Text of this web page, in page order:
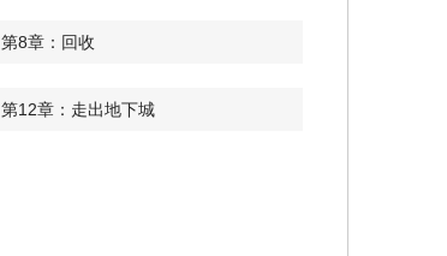
第8章：回收
第12章：走出地下城